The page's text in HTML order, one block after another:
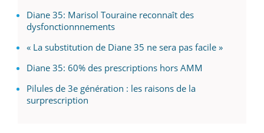
Diane 35: Marisol Touraine reconnaît des
dysfonctionnnements
« La substitution de Diane 35 ne sera pas facile »
Diane 35: 60% des prescriptions hors AMM
Pilules de 3e génération : les raisons de la
surprescription